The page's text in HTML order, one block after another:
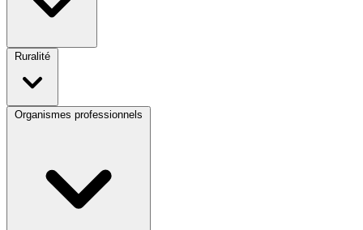
Ruralité
Organismes professionnels